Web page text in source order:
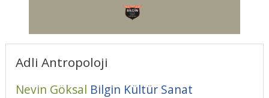
Adli Antropoloji
Nevin Göksal Bilgin Kültür Sanat